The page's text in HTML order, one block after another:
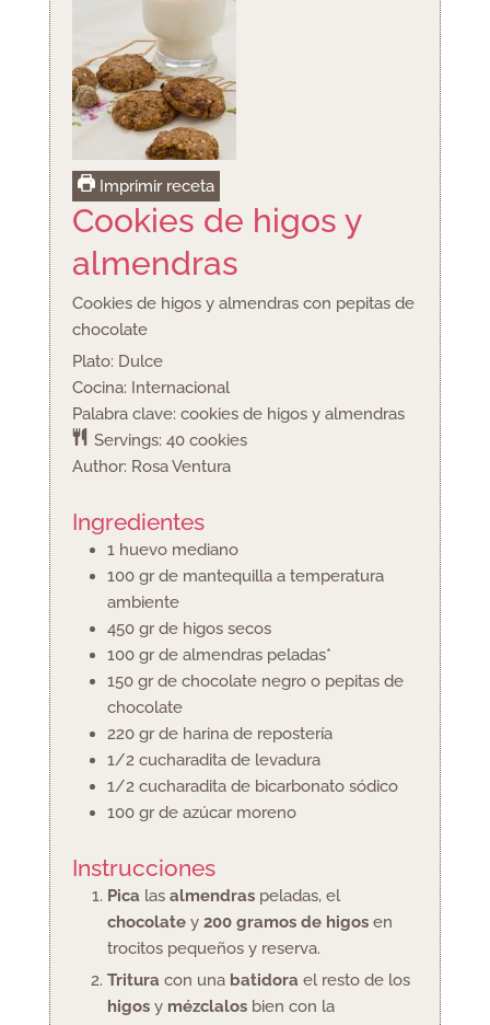
Imprimir receta
Cookies de higos y
almendras
Cookies de higos y almendras con pepitas de
chocolate
Plato: Dulce
Cocina: Internacional
Palabra clave: cookies de higos y almendras
Servings: 40 cookies
Author: Rosa Ventura
Ingredientes
1 huevo mediano
100 gr de mantequilla a temperatura
ambiente
450 gr de higos secos
100 gr de almendras peladas*
150 gr de chocolate negro o pepitas de
chocolate
220 gr de harina de repostería
1/2 cucharadita de levadura
1/2 cucharadita de bicarbonato sódico
100 gr de azúcar moreno
Instrucciones
Pica las almendras peladas, el
chocolate y 200 gramos de higosen
trocitos pequeños y reserva.
Tritura con una batidora el resto de los
higos y mézclalos bien con la